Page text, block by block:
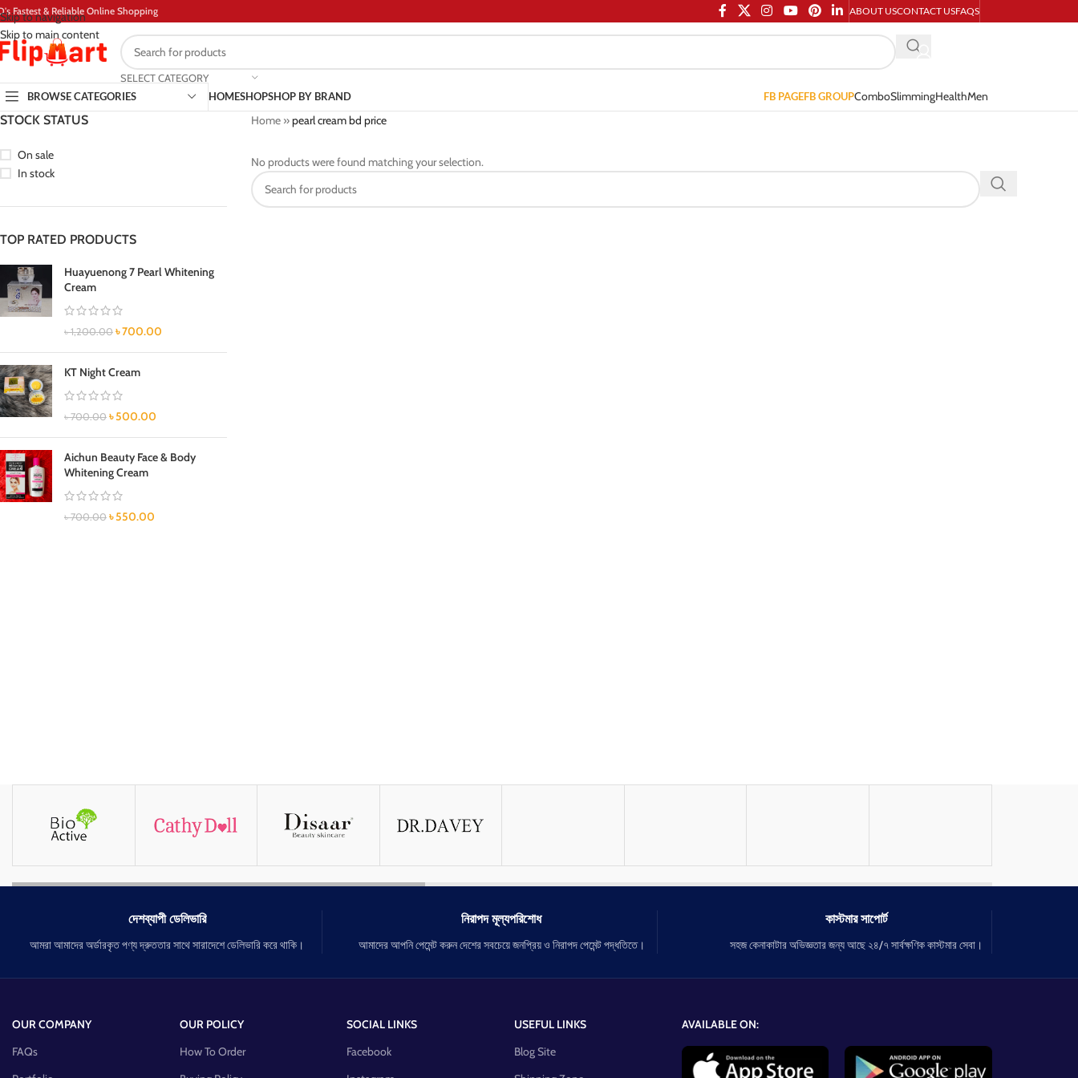
Skip to navigation
Skip to main content
Fastest & Reliable Online Shopping ABOUT USCONTACT USFAQS
SELECT CATEGORY
BROWSE CATEGORIES
HOMESHOPSHOP BY BRAND FB PAGEFB GROUPComboSlimmingHealthMen
STOCK STATUS
On sale
In stock
TOP RATED PRODUCTS
Huayuenong 7 Pearl Whitening
Cream
৳1,200.00 ৳700.00
KT Night Cream
৳700.00 ৳500.00
Aichun Beauty Face & Body
Whitening Cream
৳700.00 ৳550.00
Home»pearl cream bd price
No products were found matching your selection.
দেশব্যাপী ডেলিভারি
আমরা আমাদের অর্ডারকৃত পণ্য দ্রুততার সাথে সারাদেশে ডেলিভারি করে থাকি।
নিরাপদ মূল্যপরিশোধ
আমাদের আপনি পেমেন্ট করুন দেশের সবচেয়ে জনপ্রিয় ও নিরাপদ পেমেন্ট পদ্ধতিতে।
কাস্টমার সাপোর্ট
সহজ কেনাকাটার অভিজ্ঞতার জন্য আছে ২৪/৭ সার্বক্ষণিক কাস্টমার সেবা।
OUR COMPANY
FAQs
OUR POLICY
How To Order
SOCIAL LINKS
Facebook
USEFUL LINKS
Blog Site
AVAILABLE ON: